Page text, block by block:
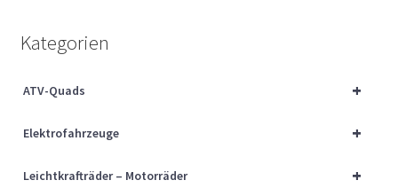
Über uns
Kategorien
+
ATV-Quads
+
Elektrofahrzeuge
+
Leichtkrafträder – Motorräder